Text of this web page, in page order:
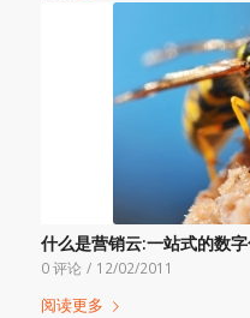
什么是营销云:一站式的数
0 评论 / 12/02/2011
阅读更多